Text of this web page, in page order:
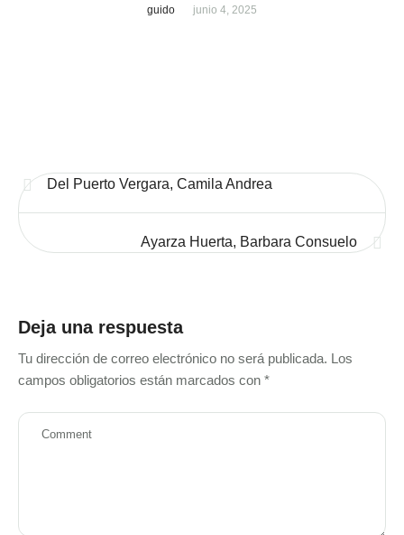
guido junio 4, 2025
Del Puerto Vergara, Camila Andrea
Ayarza Huerta, Barbara Consuelo
Deja una respuesta
Tu dirección de correo electrónico no será publicada. Los
campos obligatorios están marcados con *